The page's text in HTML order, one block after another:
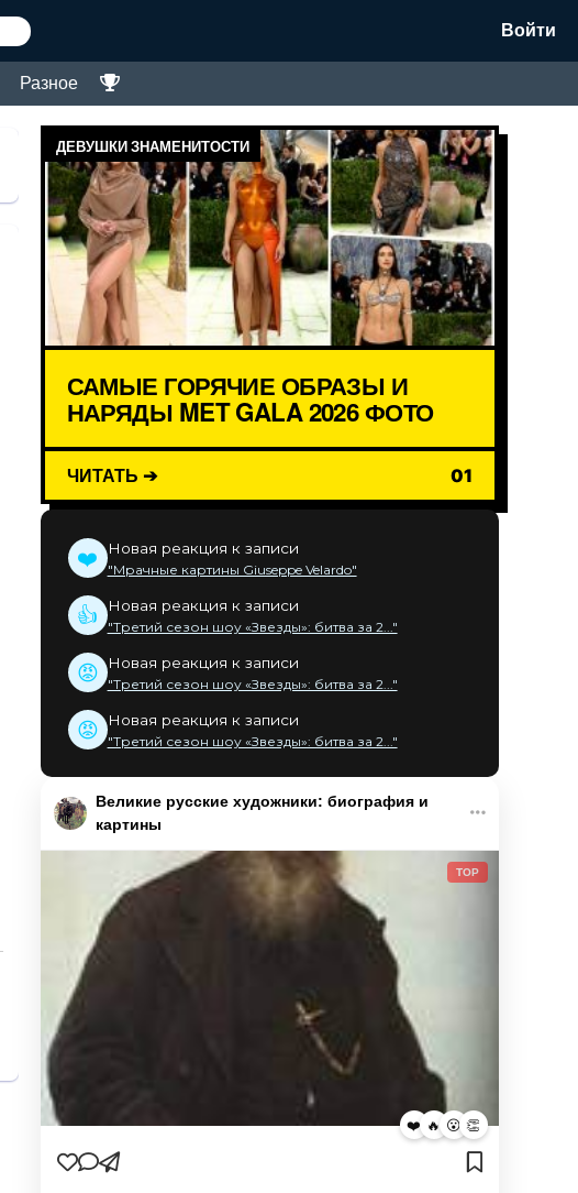
Войти
Разное
ДЕВУШКИ ЗНАМЕНИТОСТИ
САМЫЕ ГОРЯЧИЕ ОБРАЗЫ И
НАРЯДЫ MET GALA 2026 ФОТО
ЧИТАТЬ ➔ 01
❤️ Новая реакция к записи
"Мрачные картины Giuseppe Velardo"
👍 Новая реакция к записи
"Третий сезон шоу «Звезды»: битва за 2..."
😡 Новая реакция к записи
"Третий сезон шоу «Звезды»: битва за 2..."
😡 Новая реакция к записи
"Третий сезон шоу «Звезды»: битва за 2..."
Великие русские художники: биография и
картины
TOP
❤️ 🔥 😮 👏